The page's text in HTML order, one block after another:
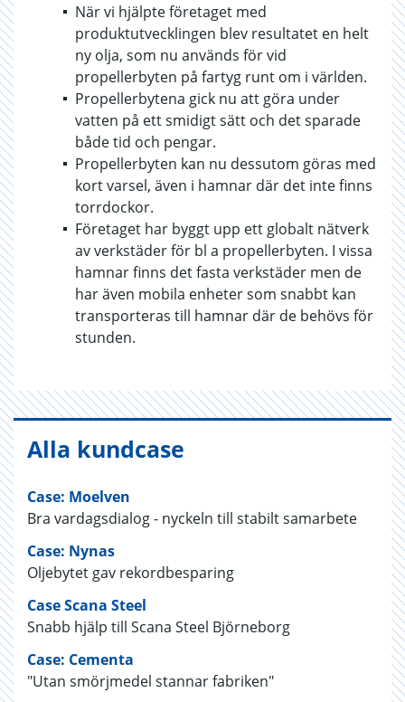
När vi hjälpte företaget med
produktutvecklingen blev resultatet en helt
ny olja, som nu används för vid
propellerbyten på fartyg runt om i världen.
Propellerbytena gick nu att göra under
vatten på ett smidigt sätt och det sparade
både tid och pengar.
Propellerbyten kan nu dessutom göras med
kort varsel, även i hamnar där det inte finns
torrdockor.
Företaget har byggt upp ett globalt nätverk
av verkstäder för bl a propellerbyten. I vissa
hamnar finns det fasta verkstäder men de
har även mobila enheter som snabbt kan
transporteras till hamnar där de behövs för
stunden.
Alla kundcase
Case: Moelven
Bra vardagsdialog - nyckeln till stabilt samarbete
Case: Nynas
Oljebytet gav rekordbesparing
Case Scana Steel
Snabb hjälp till Scana Steel Björneborg
Case: Cementa
"Utan smörjmedel stannar fabriken"